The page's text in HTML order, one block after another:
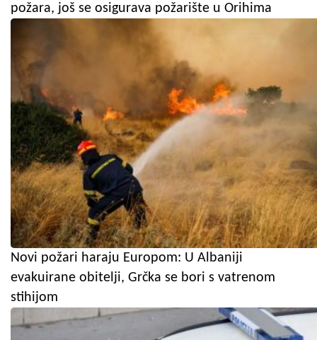
požara, još se osigurava požarište u Orihima
Novi požari haraju Europom: U Albaniji
evakuirane obitelji, Grčka se bori s vatrenom
stihijom